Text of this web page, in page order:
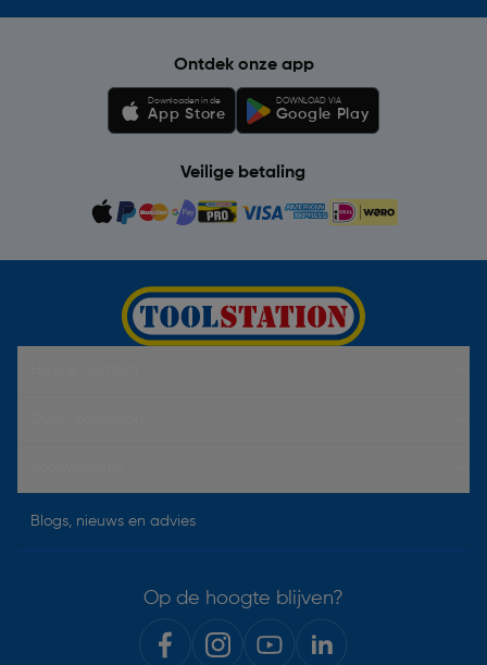
Ontdek onze app
Downloaden in de
App Store
DOWNLOAD VIA
Google Play
Veilige betaling
Blogs, nieuws en advies
Op de hoogte blijven?